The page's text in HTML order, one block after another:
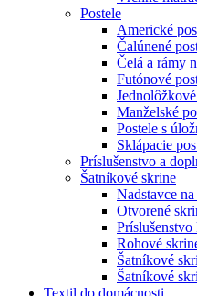
Postele
Americké
Čalúnené
Čelá a rámy
Futónové
Manželské
Postele s
Sklápacie
Príslušenstvo a
Šatníkové skrine
Nadstavce
Otvorené
Rohové
Šatníkové
Šatníkové
Textil do domácnosti